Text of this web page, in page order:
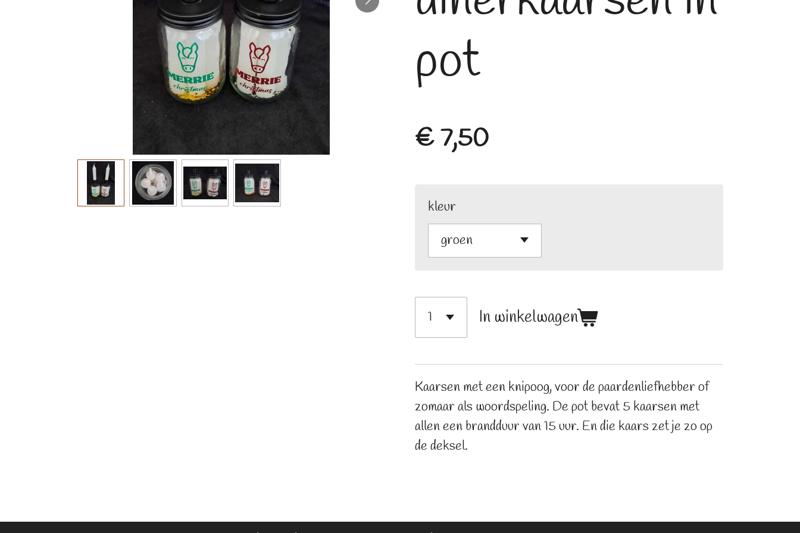
pot
€ 7,50
kleur
In winkelwagen
Kaarsen met een knipoog, voor de paardenliefhebber of
zomaar als woordspeling. De pot bevat 5 kaarsen met
allen een brandduur van 15 uur. En die kaars zet je zo op
de deksel.